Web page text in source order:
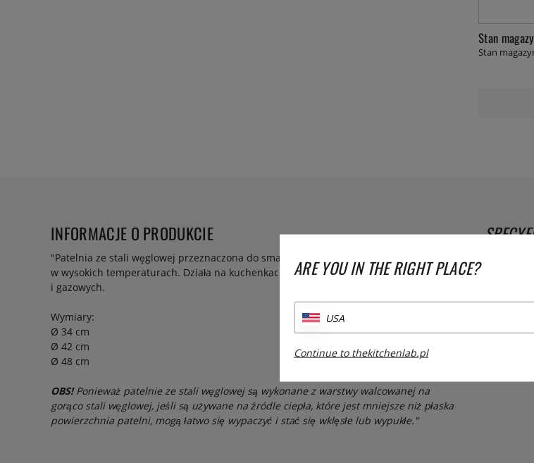
Stan
Stan
INFORMACJE O PRODUKCIE
"Patelnia ze stali węglowej przeznaczona do smażenia paelli. Dobra zdolność smażenia
w wysokich temperaturach. Działa na kuchenkach indukcyjnych, halogenowych
i gazowych.
Wymiary:
Ø 34 cm
Ø 42 cm
Ø 48 cm
OBS!Ponieważ patelnie ze stali węglowej są wykonane z warstwy walcowanej na
gorąco stali węglowej, jeśli są używane na źródle ciepła, które jest mniejsze niż płaska
powierzchnia patelni, mogą łatwo się wypaczyć i stać się wklęsłe lub wypukłe."
ARE YOU IN THE RIGHT PLACE?
USA
Continue to thekitchenlab.pl